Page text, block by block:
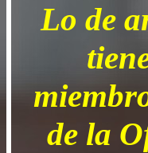
Lo de
de la